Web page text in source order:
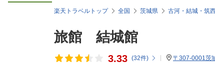
楽天トラベルトップ 全国 茨城県 古河・結城・筑
旅館 結城館
3.33 (32件) 〒307-0001茨